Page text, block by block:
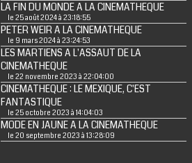
LA FIN DU MONDE A LA CINEMATHEQUE
le 25 août 2024 à 23:18:55
PETER WEIR A LA CINEMATHEQUE
le 9 mars 2024 à 23:24:53
LES MARTIENS A L'ASSAUT DE LA
CINEMATHEQUE
le 22 novembre 2023 à 22:04:00
CINEMATHEQUE : LE MEXIQUE, C'EST
FANTASTIQUE
le 25 octobre 2023 à 14:04:03
MODE EN JAUNE A LA CINEMATHEQUE
le 20 septembre 2023 à 13:28:09